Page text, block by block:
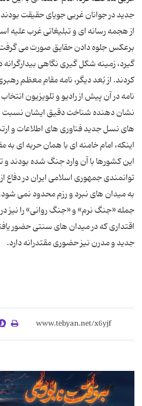
جدید در جوانان غربی جویای حقیقت
از هجمه رسانه ای و تبلیغاتی غرب علیه
برعکس جلوه دادن حقایق صورت می
گیرد، زمینه شکل گیری نگاهی بیدارگرانه
کردند. از بُعد دیگر، نامه مقام معظم
نامه در آن پیش از رادیو و تلویزیون
نشان دهنده شناخت دقیق ایشان نسبت
های نسل جدید فناوری های اطلاعات و
اینکه، امام خامنه ای با همان حربه ای به
این کشورها با آن وارد جنگ شده بودند و
توانمندی جمهوری اسلامی ایران در دفاع
به میدان های نبرد و رزم محدود نمی
جمله «جنگ نرم» و «جنگ روانی» را نیز
اقتداری که در میدان های سنتی حضور